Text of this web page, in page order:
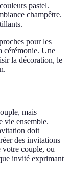
pastel.
champêtre.
pour les
cérémonie. Une
la décoration, le
mais
vie ensemble.
doit
des invitations
votre couple, ou
invité exprimant